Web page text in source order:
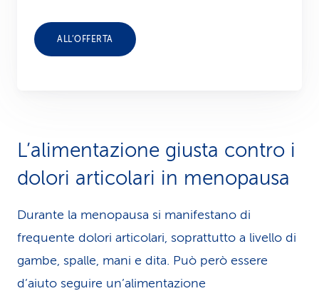
ALL’OFFERTA
L’alimentazione giusta contro i
dolori articolari in menopausa
Durante la menopausa si manifestano di
frequente dolori articolari, soprattutto a livello di
gambe, spalle, mani e dita. Può però essere
d’aiuto seguire un’alimentazione